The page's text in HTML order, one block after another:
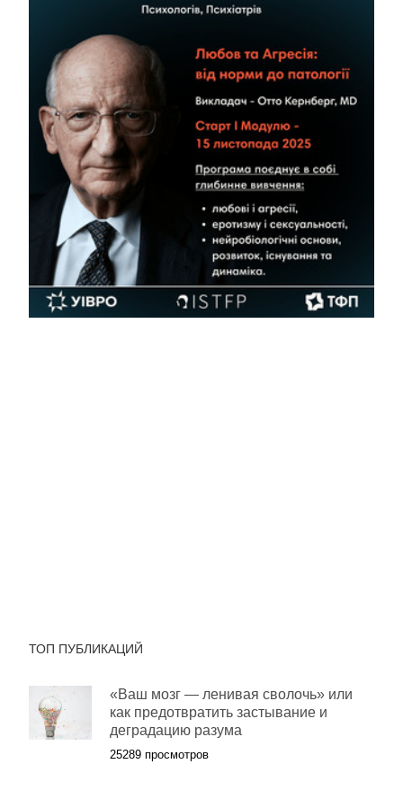
ТОП ПУБЛИКАЦИЙ
«Ваш мозг — ленивая сволочь» или
как предотвратить застывание и
деградацию разума
25289 просмотров